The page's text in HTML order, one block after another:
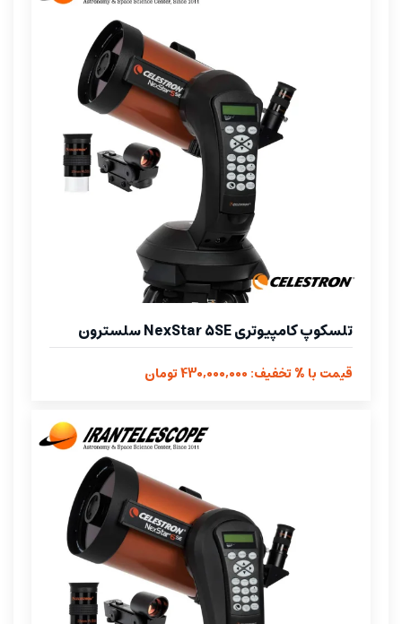
تلسکوپ کامپیوتری NexStar 5SE سلسترون
قیمت با % تخفیف: 430,000,000 تومان